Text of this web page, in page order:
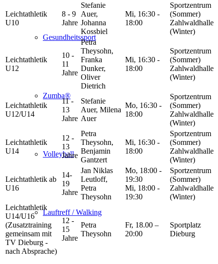
Gesundheitssport
Zumba®
Volleyball
Lauftreff / Walking
Leichtathletik
U10
8 - 9
Jahre
Stefanie
Auer,
Johanna
Kossbiel
Mi, 16:30 -
18:00
Sportzentrum
(Sommer)
Zahlwaldhalle
(Winter)
Leichtathletik
U12
10 -
11
Jahre
Petra
Theysohn,
Franka
Dunker,
Oliver
Dietrich
Mi, 16:30 -
18:00
Sportzentrum
(Sommer)
Zahlwaldhalle
(Winter)
Leichtathletik
U12/U14
11 -
13
Jahre
Stefanie
Auer, Milena
Auer
Mo, 16:30 -
18:00
Sportzentrum
(Sommer)
Zahlwaldhalle
(Winter)
Leichtathletik
U14
12 -
13
Jahre
Petra
Theysohn,
Benjamin
Gantzert
Mi, 16:30 -
18:00
Sportzentrum
(Sommer)
Zahlwaldhalle
(Winter)
Leichtathletik ab
U16
14-
19
Jahre
Jan Niklas
Leutloff,
Petra
Theysohn
Mo, 18:00 -
19:30
Mi, 18:00 -
19:30
Sportzentrum
(Sommer)
Zahlwaldhalle
(Winter)
Leichtathletik
U14/U16
(Zusatztraining
gemeinsam mit
TV Dieburg -
nach Absprache)
12 -
15
Jahre
Petra
Theysohn
Fr, 18.00 –
20:00
Sportplatz
Dieburg